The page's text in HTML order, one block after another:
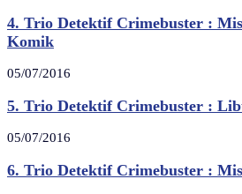
4. Trio Detektif Crimebuster :
Komik
05/07/2016
5. Trio Detektif Crimebuster :
05/07/2016
6. Trio Detektif Crimebuster :